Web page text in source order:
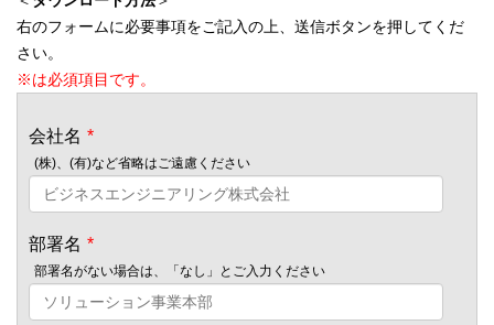
右のフォームに必要事項をご記入の上、送信ボタンを押してくだ
さい。
※は必須項目です。
会社名 *
(株)、(有)など省略はご遠慮ください
部署名 *
部署名がない場合は、「なし」とご入力ください